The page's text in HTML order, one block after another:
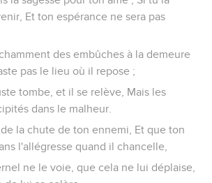
Et ton espérance ne sera pas
des embûches à la demeure
pas le lieu où il repose ;
tombe, et il se relève, Mais les
dans le malheur.
la chute de ton ennemi, Et que ton
l'allégresse quand il chancelle,
ne le voie, que cela ne lui déplaise,